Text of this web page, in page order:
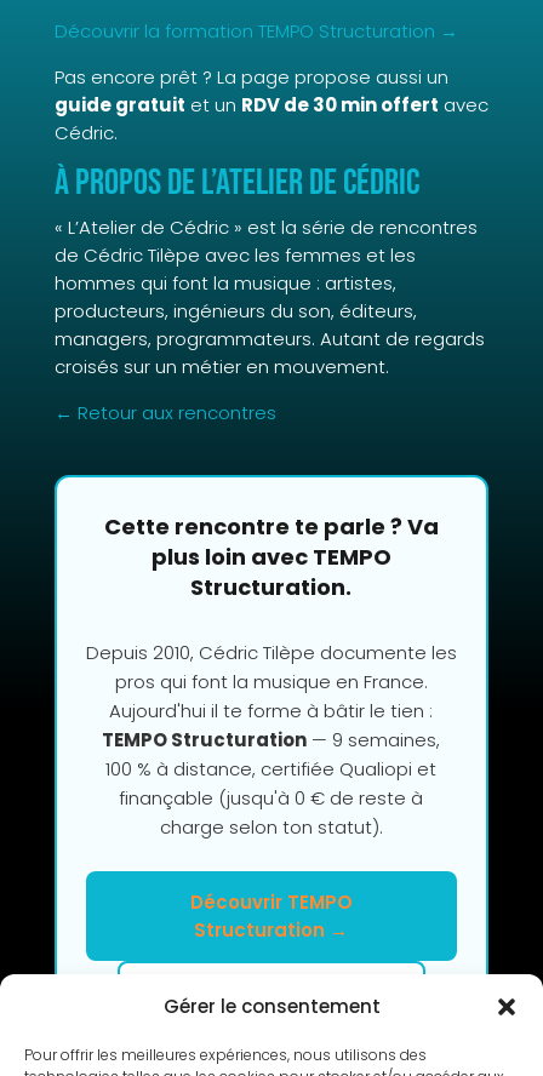
Gérer le consentement
Pour offrir les meilleures expériences, nous utilisons des
Découvrir la formation TEMPO Structuration →
Pas encore prêt ? La page propose aussi un
guide gratuit et un RDV de 30 min offert avec
Cédric.
À propos de L’Atelier de Cédric
« L’Atelier de Cédric » est la série de rencontres
de Cédric Tilèpe avec les femmes et les
hommes qui font la musique : artistes,
producteurs, ingénieurs du son, éditeurs,
managers, programmateurs. Autant de regards
croisés sur un métier en mouvement.
← Retour aux rencontres
Cette rencontre te parle ? Va
plus loin avec TEMPO
Structuration.
Depuis 2010, Cédric Tilèpe documente les
pros qui font la musique en France.
Aujourd'hui il te forme à bâtir le tien :
TEMPO Structuration — 9 semaines,
100 % à distance, certifiée Qualiopi et
finançable (jusqu'à 0 € de reste à
charge selon ton statut).
Découvrir TEMPO
Structuration →
Clarifier mon projet en 2h